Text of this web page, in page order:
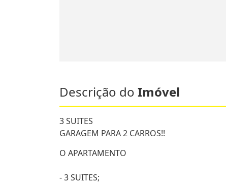
Descrição do Imóvel
3 SUITES
GARAGEM PARA 2 CARROS!!
O APARTAMENTO
- 3 SUITES;